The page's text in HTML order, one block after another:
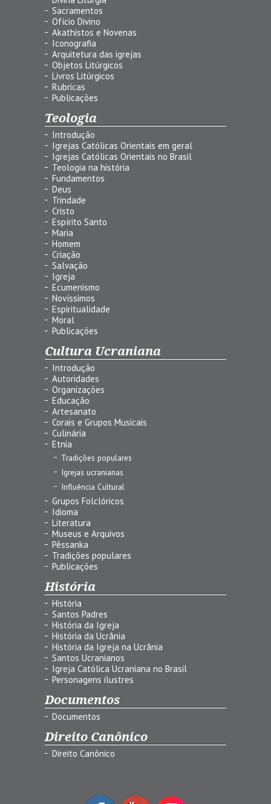
Sacramentos
Ofício Divino
Akathistos e Novenas
Iconografia
Arquitetura das igrejas
Objetos Litúrgicos
Livros Litúrgicos
Rubricas
Publicações
Teologia
Introdução
Igrejas Católicas Orientais em geral
Igrejas Católicas Orientais no Brasil
Teologia na história
Fundamentos
Deus
Trindade
Cristo
Espírito Santo
Maria
Homem
Criação
Salvação
Igreja
Ecumenismo
Novíssimos
Espiritualidade
Moral
Publicações
Cultura Ucraniana
Introdução
Autoridades
Organizações
Educação
Artesanato
Corais e Grupos Musicais
Culinária
Etnia
Tradições populares
Igrejas ucranianas
Influência Cultural
Grupos Folclóricos
Idioma
Literatura
Museus e Arquivos
Pêssanka
Tradições populares
Publicações
História
História
Santos Padres
História da Igreja
História da Ucrânia
História da Igreja na Ucrânia
Santos Ucranianos
Igreja Católica Ucraniana no Brasil
Personagens ilustres
Documentos
Documentos
Direito Canônico
Direito Canônico